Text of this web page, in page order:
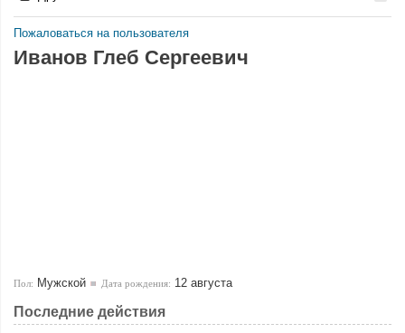
Пожаловаться на пользователя
Иванов Глеб Сергеевич
Пол: Мужской Дата рождения: 12 августа
Последние действия